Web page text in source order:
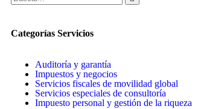
Categorías Servicios
Auditoría y garantía
Impuestos y negocios
Servicios fiscales de movilidad global
Servicios especiales de consultoría
Impuesto personal y gestión de la riqueza